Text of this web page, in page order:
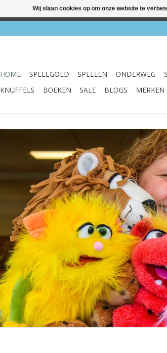
HOME SPEELGOED SPELLEN ONDERWEG
KNUFFELS
BOEKEN SALE BLOGS MERKEN
Wij slaan cookies op om onze website te
✔ Winkel & webshop ✔ Gratis